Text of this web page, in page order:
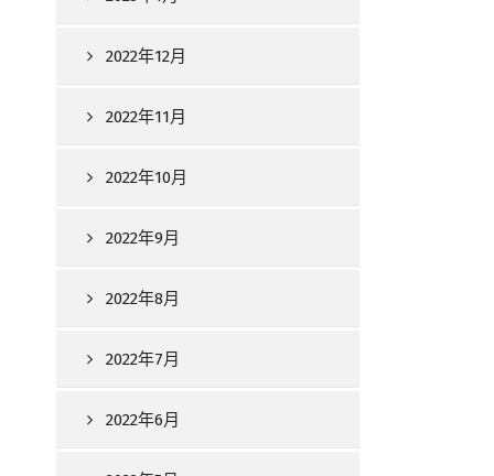
2022年12月
2022年11月
2022年10月
2022年9月
2022年8月
2022年7月
2022年6月